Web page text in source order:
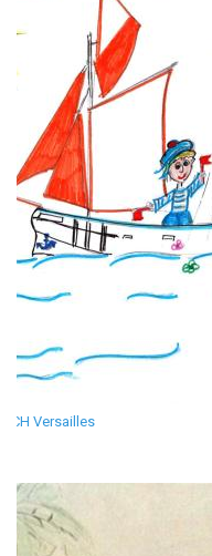
CH Versailles